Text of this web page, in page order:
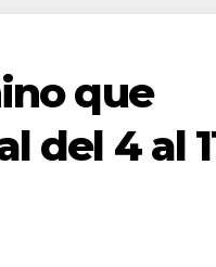
que
del 4 al